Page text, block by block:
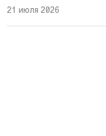
21 июля 2026